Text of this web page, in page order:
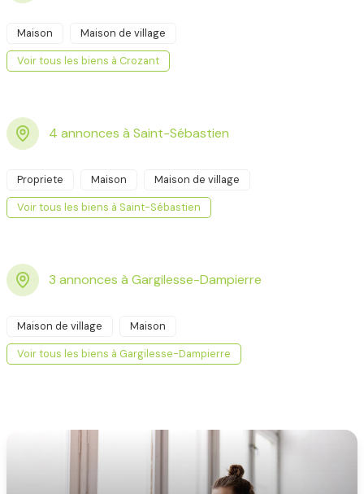
Maison
Maison de village
Voir tous les biens à Crozant
4 annonces à Saint-Sébastien
Propriete Maison
Maison de village
Voir tous les biens à Saint-Sébastien
3 annonces à Gargilesse-Dampierre
Maison de village
Maison
Voir tous les biens à Gargilesse-Dampierre